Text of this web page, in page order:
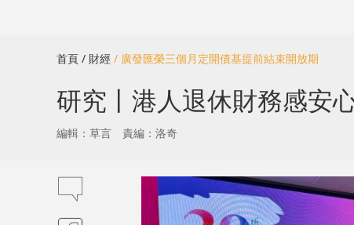
首頁 / 財經 / 廣發匯榮三個月定開債基提前結束開放期
研究丨港人退休財務感安
編輯：草言 責編：洛奇